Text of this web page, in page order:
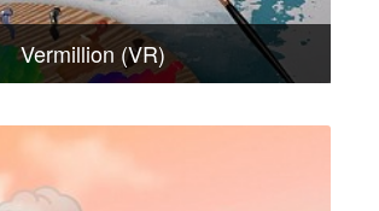
Vermillion (VR)